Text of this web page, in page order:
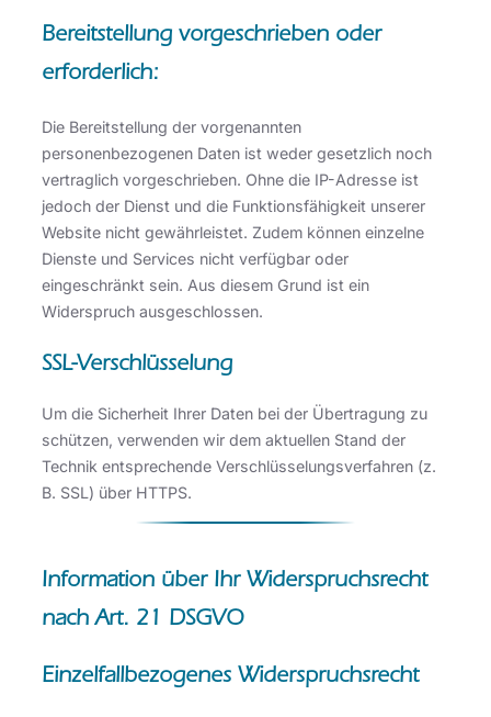
Bereitstellung vorgeschrieben oder
erforderlich:
Die Bereitstellung der vorgenannten
personenbezogenen Daten ist weder gesetzlich noch
vertraglich vorgeschrieben. Ohne die IP-Adresse ist
jedoch der Dienst und die Funktionsfähigkeit unserer
Website nicht gewährleistet. Zudem können einzelne
Dienste und Services nicht verfügbar oder
eingeschränkt sein. Aus diesem Grund ist ein
Widerspruch ausgeschlossen.
SSL-Verschlüsselung
Um die Sicherheit Ihrer Daten bei der Übertragung zu
schützen, verwenden wir dem aktuellen Stand der
Technik entsprechende Verschlüsselungsverfahren (z.
B. SSL) über HTTPS.
Information über Ihr Widerspruchsrecht
nach Art. 21 DSGVO
Einzelfallbezogenes Widerspruchsrecht